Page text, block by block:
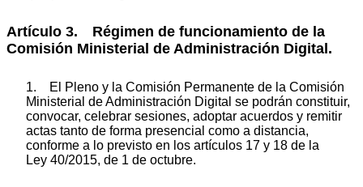
Artículo 3. Régimen de funcionamiento de la
Comisión Ministerial de Administración Digital.
1. El Pleno y la Comisión Permanente de la Comisión
Ministerial de Administración Digital se podrán constituir,
convocar, celebrar sesiones, adoptar acuerdos y remitir
actas tanto de forma presencial como a distancia,
conforme a lo previsto en los artículos 17 y 18 de la
Ley 40/2015, de 1 de octubre.